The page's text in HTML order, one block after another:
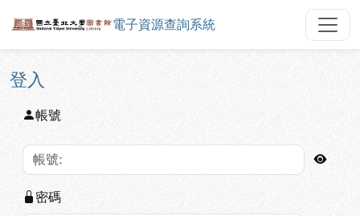
跳到主要內容
:::
國立臺北大學圖書館電子資源查
電子資源查詢系統
:::
登入
帳號
密碼